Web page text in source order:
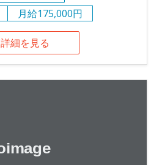
月給175,000円
詳細を見る